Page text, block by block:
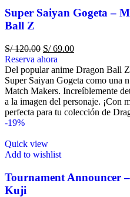
Super Saiyan Gogeta –
Ball Z
S/120.00 S/69.00
Reserva ahora
Del popular anime Dragon Ball
Super Saiyan Gogeta como una
Match Makers. Increíblemente
a la imagen del personaje. ¡Con
perfecta para tu colección de
-19%
Quick view
Add to wishlist
Tournament Announcer
Kuji